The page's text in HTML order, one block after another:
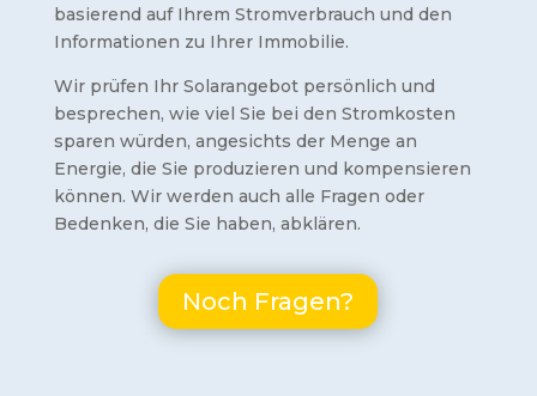
basierend auf Ihrem Stromverbrauch und den
Informationen zu Ihrer Immobilie.
Wir prüfen Ihr Solarangebot persönlich und
besprechen, wie viel Sie bei den Stromkosten
sparen würden, angesichts der Menge an
Energie, die Sie produzieren und kompensieren
können. Wir werden auch alle Fragen oder
Bedenken, die Sie haben, abklären.
Noch Fragen?